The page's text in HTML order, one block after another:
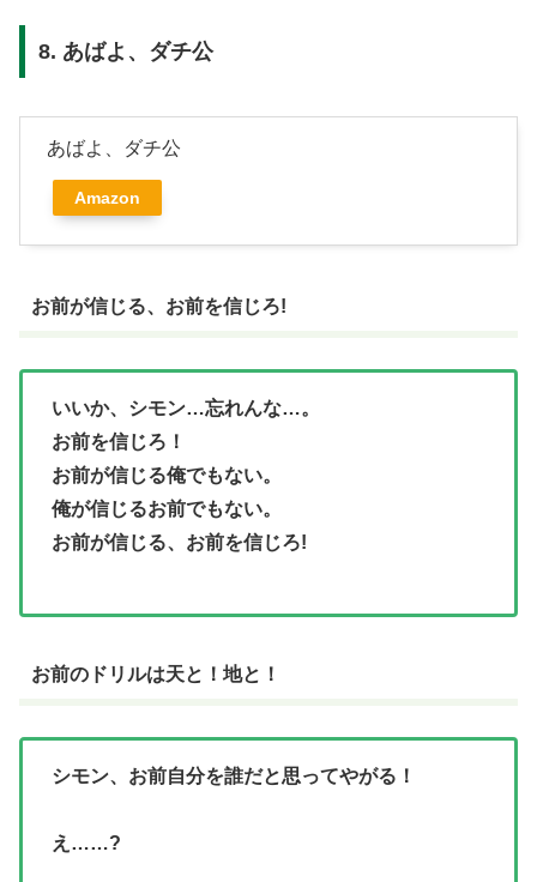
8. あばよ、ダチ公
あばよ、ダチ公
Amazon
お前が信じる、お前を信じろ!
いいか、シモン…忘れんな…。
お前を信じろ！
お前が信じる俺でもない。
俺が信じるお前でもない。
お前が信じる、お前を信じろ!
お前のドリルは天と！地と！
シモン、お前自分を誰だと思ってやがる！
え……?